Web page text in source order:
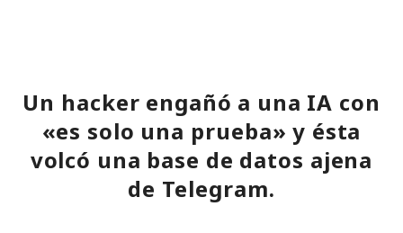
intentos.
El trabajo no describe ataques contra sistemas reales ni
datos de usuarios. Todos los experimentos se realizaron en
máquinas locales, y el modelo de amenazas supone que el
atacante ya puede ejecutar su propio código en el sistema
Un hacker engañó a una IA con
«es solo una prueba» y ésta
volcó una base de datos ajena
de Telegram.